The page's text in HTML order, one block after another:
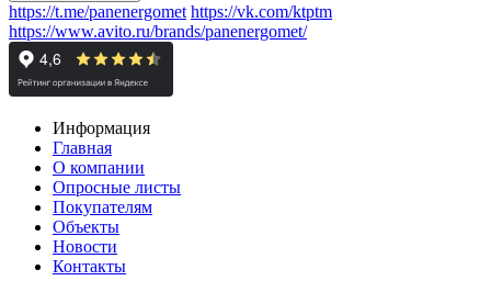
https://t.me/panenergomet https://vk.com/ktptm
https://www.avito.ru/brands/panenergomet/
Информация
Главная
О компании
Опросные листы
Покупателям
Объекты
Новости
Контакты